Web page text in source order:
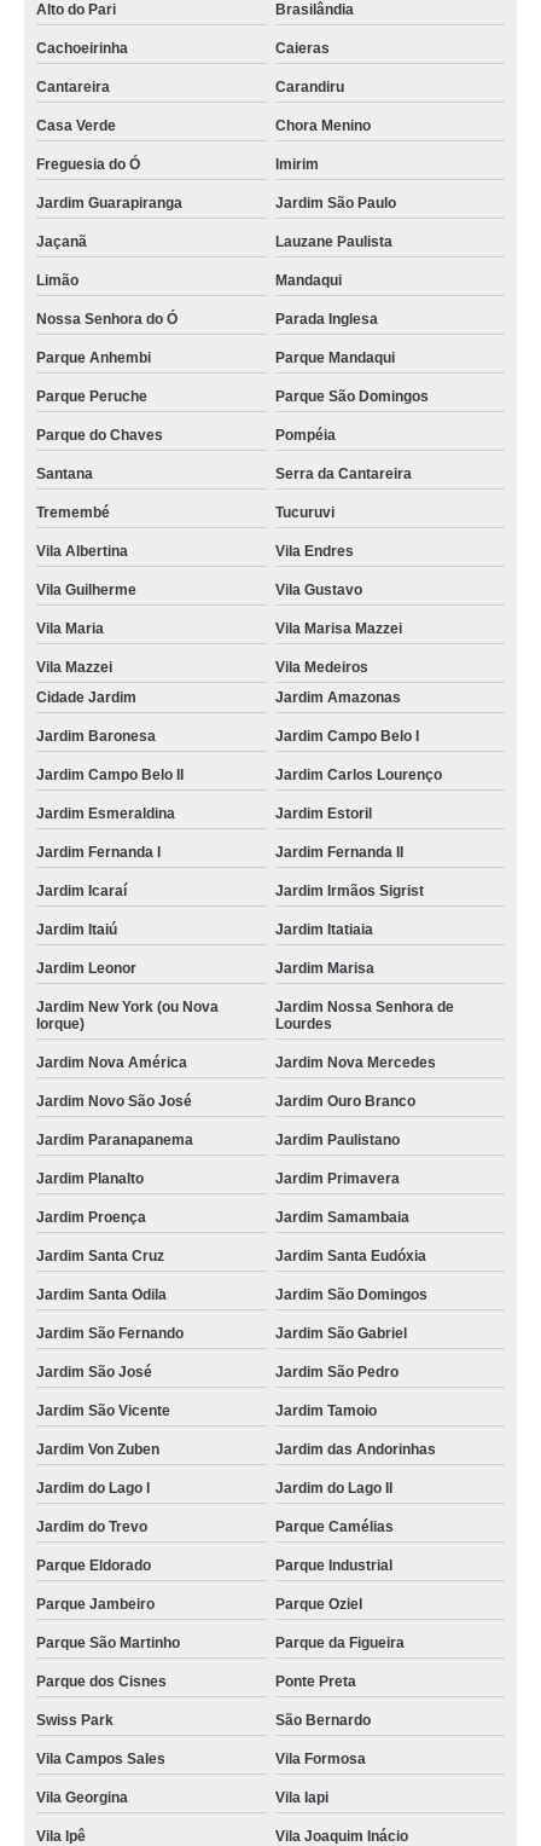
Alto do Pari
Brasilândia
Cachoeirinha Caieras
Cantareira Carandiru
Casa Verde Chora Menino
Freguesia do Ó Imirim
Jardim Guarapiranga Jardim São Paulo
Jaçanã Lauzane Paulista
Limão Mandaqui
Nossa Senhora do Ó Parada Inglesa
Parque Anhembi Parque Mandaqui
Parque Peruche Parque São Domingos
Parque do Chaves Pompéia
Santana Serra da Cantareira
Tremembé Tucuruvi
Vila Albertina Vila Endres
Vila Guilherme Vila Gustavo
Vila Maria Vila Marisa Mazzei
Vila Mazzei
Vila Medeiros
Cidade Jardim
Jardim Amazonas
Jardim Baronesa Jardim Campo Belo I
Jardim Campo Belo II Jardim Carlos Lourenço
Jardim Esmeraldina Jardim Estoril
Jardim Fernanda I Jardim Fernanda II
Jardim Icaraí Jardim Irmãos Sigrist
Jardim Itaiú Jardim Itatiaia
Jardim Leonor Jardim Marisa
Jardim New York (ou Nova
Iorque)
Jardim Nossa Senhora de
Lourdes
Jardim Nova América Jardim Nova Mercedes
Jardim Novo São José Jardim Ouro Branco
Jardim Paranapanema Jardim Paulistano
Jardim Planalto Jardim Primavera
Jardim Proença Jardim Samambaia
Jardim Santa Cruz Jardim Santa Eudóxia
Jardim Santa Odila Jardim São Domingos
Jardim São Fernando Jardim São Gabriel
Jardim São José Jardim São Pedro
Jardim São Vicente Jardim Tamoio
Jardim Von Zuben Jardim das Andorinhas
Jardim do Lago I Jardim do Lago II
Jardim do Trevo Parque Camélias
Parque Eldorado Parque Industrial
Parque Jambeiro Parque Oziel
Parque São Martinho Parque da Figueira
Parque dos Cisnes Ponte Preta
Swiss Park São Bernardo
Vila Campos Sales Vila Formosa
Vila Georgina Vila Iapi
Vila Ipê Vila Joaquim Inácio